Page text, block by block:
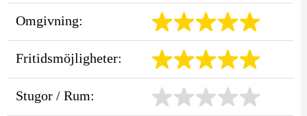
Omgivning:
Fritidsmöjligheter:
Stugor / Rum: